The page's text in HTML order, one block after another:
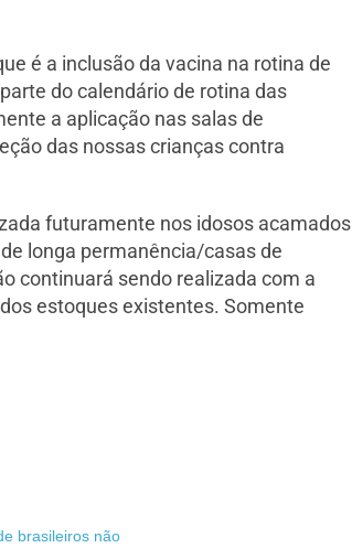
é a inclusão da vacina na rotina de
do calendário de rotina das
a aplicação nas salas de
das nossas crianças contra
futuramente nos idosos acamados
longa permanência/casas de
continuará sendo realizada com a
estoques existentes. Somente
brasileiros não